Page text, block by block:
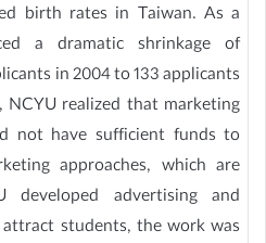
birth rates in Taiwan. As a
a dramatic shrinkage of
in 2004 to 133 applicants
realized that marketing
not have sufficient funds to
approaches, which are
developed advertising and
students, the work was